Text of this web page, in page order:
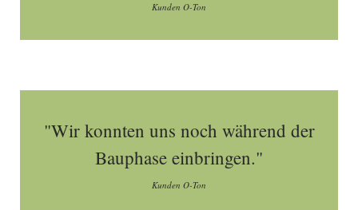
Kunden O-Ton
"Wir konnten uns noch während der
Bauphase einbringen."
Kunden O-Ton